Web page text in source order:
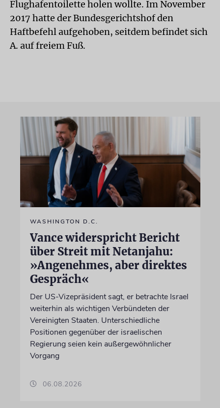
Flughafentoilette holen wollte. Im November
2017 hatte der Bundesgerichtshof den
Haftbefehl aufgehoben, seitdem befindet sich
A. auf freiem Fuß.
WASHINGTON D.C.
Vance widerspricht Bericht
über Streit mit Netanjahu:
»Angenehmes, aber direktes
Gespräch«
Der US-Vizepräsident sagt, er betrachte Israel
weiterhin als wichtigen Verbündeten der
Vereinigten Staaten. Unterschiedliche
Positionen gegenüber der israelischen
Regierung seien kein außergewöhnlicher
Vorgang
06.08.2026